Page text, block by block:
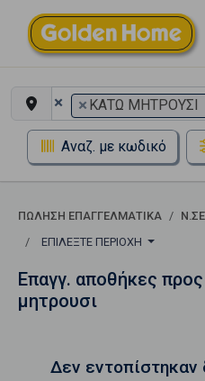
× × ΚΑΤΩ ΜΗΤΡΟΥΣΙ
Αναζ. με κωδικό
ΠΏΛΗΣΗ ΕΠΑΓΓΕΛΜΑΤΙΚΆ
ΕΠΙΛΈΞΤΕ ΠΕΡΙΟΧΉ
Επαγγ. αποθήκες
μητρουσι
Δεν εντοπίστηκαν